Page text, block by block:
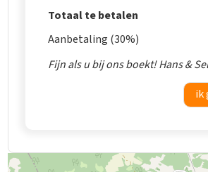
Totaal te betalen
Aanbetaling (30%)
Fijn als u bij ons boekt! Hans &
ik